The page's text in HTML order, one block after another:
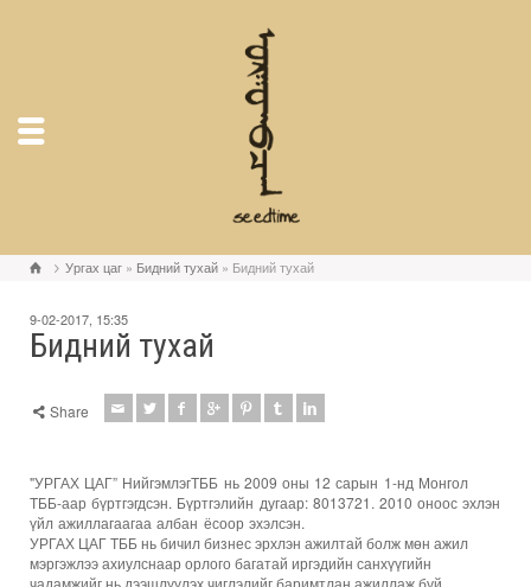
Ургах цаг » Бидний тухай » Бидний тухай
9-02-2017, 15:35
Бидний тухай
Share
"УРГАХ ЦАГ” НийгэмлэгТББ нь 2009 оны 12 сарын 1-нд Монгол
ТББ-аар бүртгэгдсэн. Бүртгэлийн дугаар: 8013721. 2010 оноос эхлэн
үйл ажиллагаагаа албан ёсоор эхэлсэн.
УРГАХ ЦАГ ТББ нь бичил бизнес эрхлэн ажилтай болж мөн ажил
мэргэжлээ ахиулснаар орлого багатай иргэдийн санхүүгийн
чадамжийг нь дээшлүүлэх чиглэлийг баримтлан ажиллаж буй